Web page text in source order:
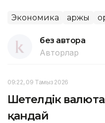
Экономика Қаржы
без автора
Авторлар
09:22, 09 Тамыз 2026
Шетелдік
қандай